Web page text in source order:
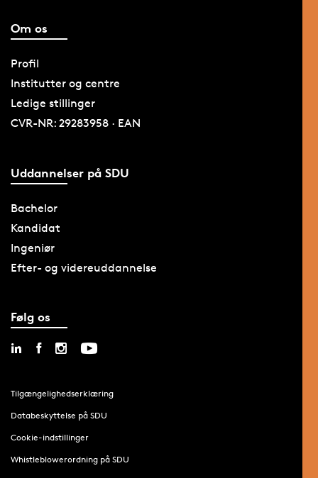
Om os
Profil
Institutter og centre
Ledige stillinger
CVR-NR: 29283958 · EAN
Uddannelser på SDU
Bachelor
Kandidat
Ingeniør
Efter- og videreuddannelse
Følg os
Tilgængelighedserklæring
Databeskyttelse på SDU
Cookie-indstillinger
Whistleblowerordning på SDU